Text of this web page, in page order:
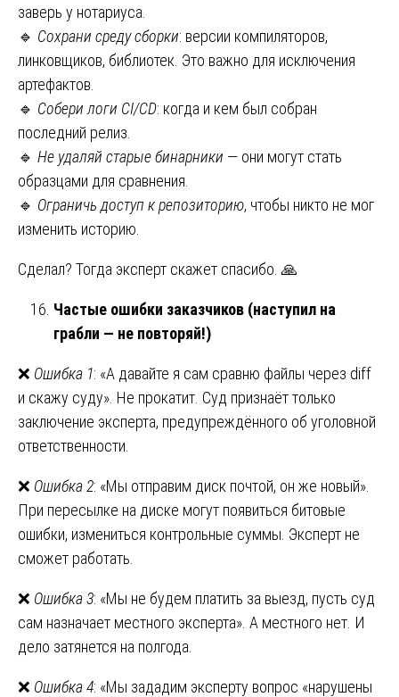
заверь у нотариуса.
🔹 Сохрани среду сборки: версии компиляторов,
линковщиков, библиотек. Это важно для исключения
артефактов.
🔹 Собери логи CI/CD: когда и кем был собран
последний релиз.
🔹 Не удаляй старые бинарники — они могут стать
образцами для сравнения.
🔹 Ограничь доступ к репозиторию, чтобы никто не мог
изменить историю.
Сделал? Тогда эксперт скажет спасибо. 🙏
Частые ошибки заказчиков (наступил на
грабли — не повторяй!)
❌ Ошибка 1: «А давайте я сам сравню файлы через diff
и скажу суду». Не прокатит. Суд признаёт только
заключение эксперта, предупреждённого об уголовной
ответственности.
❌ Ошибка 2: «Мы отправим диск почтой, он же новый».
При пересылке на диске могут появиться битовые
ошибки, измениться контрольные суммы. Эксперт не
сможет работать.
❌ Ошибка 3: «Мы не будем платить за выезд, пусть суд
сам назначает местного эксперта». А местного нет. И
дело затянется на полгода.
❌ Ошибка 4: «Мы зададим эксперту вопрос «нарушены